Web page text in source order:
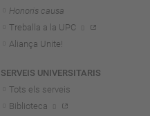
Honoris causa
Treballa a la UPC
Aliança Unite!
SERVEIS UNIVERSITARIS
Tots els serveis
Biblioteca